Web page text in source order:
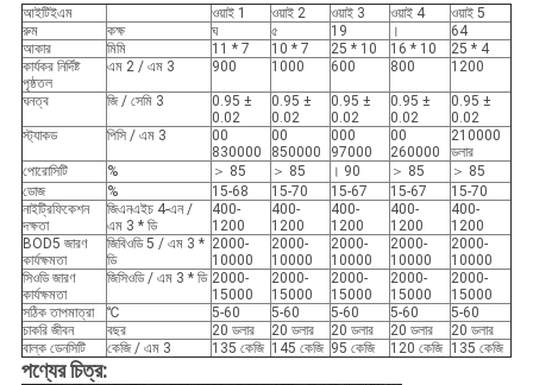
আইটিইএম ওয়াই 1 ওয়াই 2 ওয়াই 3 ওয়াই 4
ওয়াই 5
রুম
কক্ষ ঘ ৫ 19 ।
64
আকার
মিমি 11 * 7 10 * 7 25 * 10 16 * 10
25 * 4
কার্যকর নির্দিষ্ট
পৃষ্ঠতল
এম 2 / এম 3 900 1000 600 800 1200
ঘনত্ব জি / সেমি 3
0.95 ±
0.02
0.95 ±
0.02
0.95 ±
0.02
0.95 ±
0.02
0.95 ±
0.02
স্ট্যাকড
পিসি / এম 3
00
830000
00
850000
000
97000
00
260000
210000
ডলার
পোরোসিটি
% ＞ 85 ＞ 85 । 90 ＞ 85
＞ 85
ডোজ
% 15-68 15-70 15-67 15-67
15-70
নাইট্রিফিকেশন
দক্ষতা
জিএনএইচ 4-এন /
এম 3 * ডি
400-
1200
400-
1200
400-
1200
400-
1200
400-
1200
BOD5 জারণ
কার্যক্ষমতা
জিবিওডি 5 / এম 3 *
ডি
2000-
10000
2000-
10000
2000-
10000
2000-
10000
2000-
10000
সিওডি জারণ
কার্যক্ষমতা
জিসিওডি / এম 3 * ডি 2000-
15000
2000-
15000
2000-
15000
2000-
15000
2000-
15000
সঠিক তাপমাত্রা
℃ 5-60 5-60 5-60 5-60
5-60
চাকরি জীবন
বছর 20 ডলার 20 ডলার 20 ডলার 20 ডলার
20 ডলার
বাল্ক ডেনসিটি
কেজি / এম 3 135 কেজি 145 কেজি 95 কেজি 120 কেজি 135 কেজি
পণ্যের চিত্র: